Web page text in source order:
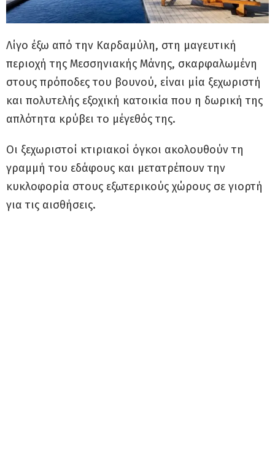
Λίγο έξω από την Καρδαμύλη, στη μαγευτική
περιοχή της Μεσσηνιακής Μάνης, σκαρφαλωμένη
στους πρόποδες του βουνού, είναι μία ξεχωριστή
και πολυτελής εξοχική κατοικία που η δωρική της
απλότητα κρύβει το μέγεθός της.
Οι ξεχωριστοί κτιριακοί όγκοι ακολουθούν τη
γραμμή του εδάφους και μετατρέπουν την
κυκλοφορία στους εξωτερικούς χώρους σε γιορτή
για τις αισθήσεις.